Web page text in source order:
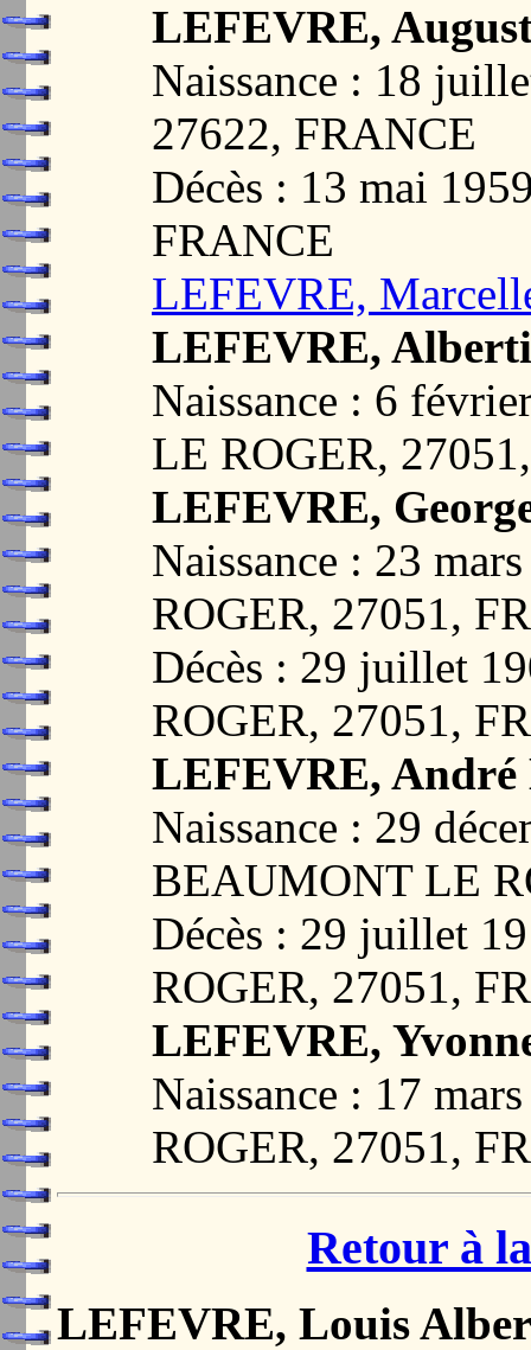
LEFEVRE,
Naissance : 18
27622, FRANCE
Décès : 13 mai
FRANCE
LEFEVRE,
LEFEVRE,
Naissance : 6
LE ROGER,
LEFEVRE,
Naissance : 23
ROGER, 27051,
Décès : 29 juillet
ROGER, 27051,
LEFEVRE, André
Naissance : 29
BEAUMONT LE
Décès : 29 juillet
ROGER, 27051,
LEFEVRE,
Naissance : 17
ROGER, 27051,
Retour à
LEFEVRE, Louis